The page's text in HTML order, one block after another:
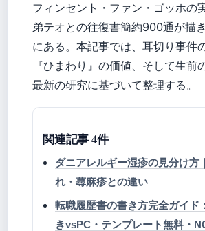
フィンセント・ファン・ゴッホの
弟テオとの往復書簡約900通が描
にある。本記事では、耳切り事件
『ひまわり』の価値、そして生前
最新の研究に基づいて整理する。
関連記事 4件
ダニアレルギー湿疹の見分け方
れ・蕁麻疹との違い
転職履歴書の書き方完全ガイド
きvsPC・テンプレート無料・